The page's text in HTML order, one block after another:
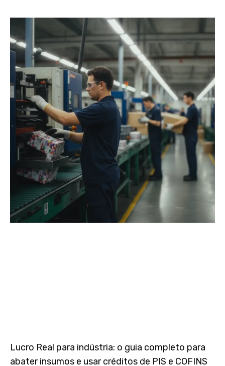
Lucro Real para indústria: o guia completo para
abater insumos e usar créditos de PIS e COFINS